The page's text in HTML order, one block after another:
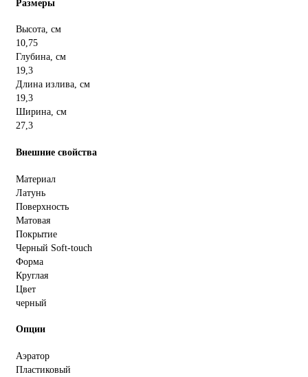
Размеры
Высота, см
10,75
Глубина, см
19,3
Длина излива, см
19,3
Ширина, см
27,3
Внешние свойства
Материал
Латунь
Поверхность
Матовая
Покрытие
Черный Soft-touch
Форма
Круглая
Цвет
черный
Опции
Аэратор
Пластиковый